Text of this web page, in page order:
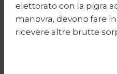
elettorato con la pigra
manovra, devono fare
ricevere altre brutte